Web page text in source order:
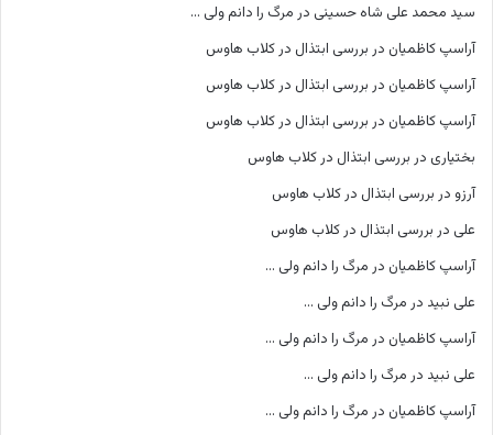
سید محمد علی شاه حسینی در مرگ را دانم ولی …
آراسپ کاظمیان در بررسی ابتذال در کلاب هاوس
آراسپ کاظمیان در بررسی ابتذال در کلاب هاوس
آراسپ کاظمیان در بررسی ابتذال در کلاب هاوس
بختیاری در بررسی ابتذال در کلاب هاوس
آرزو در بررسی ابتذال در کلاب هاوس
علی در بررسی ابتذال در کلاب هاوس
آراسپ کاظمیان در مرگ را دانم ولی …
علی نبید در مرگ را دانم ولی …
آراسپ کاظمیان در مرگ را دانم ولی …
علی نبید در مرگ را دانم ولی …
آراسپ کاظمیان در مرگ را دانم ولی …